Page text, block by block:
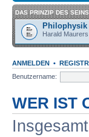
DAS PRINZIP DES SEINS
Philophysik
Harald
ANMELDEN •
Benutzername:
WER IST